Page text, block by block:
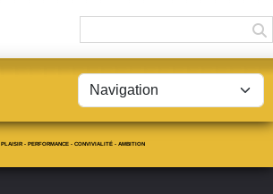
PLAISIR - PERFORMANCE - CONVIVIALITÉ - AMBITION